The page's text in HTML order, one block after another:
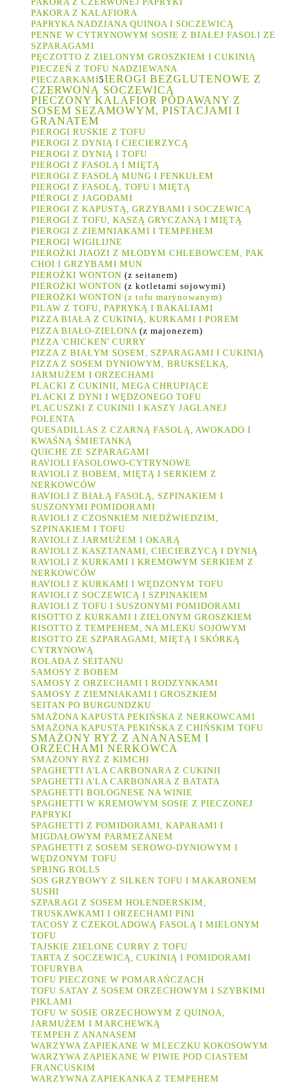
PAKORA Z KALAFIORA
PAPRYKA NADZIANA QUINOA I SOCZEWICĄ
PENNE W CYTRYNOWYM SOSIE Z BIAŁEJ FASOLI ZE
SZPARAGAMI
PĘCZOTTO Z ZIELONYM GROSZKIEM I CUKINIĄ
PIECZEŃ Z TOFU NADZIEWANA
PIECZARKAMI5IEROGI BEZGLUTENOWE Z
CZERWONĄ SOCZEWICĄ
PIECZONY KALAFIOR PODAWANY Z
SOSEM SEZAMOWYM, PISTACJAMI I
GRANATEM
PIEROGI RUSKIE Z TOFU
PIEROGI Z DYNIĄ I CIECIERZYCĄ
PIEROGI Z DYNIĄ I TOFU
PIEROGI Z FASOLĄ I MIĘTĄ
PIEROGI Z FASOLĄ MUNG I FENKUŁEM
PIEROGI Z FASOLĄ, TOFU I MIĘTĄ
PIEROGI Z JAGODAMI
PIEROGI Z KAPUSTĄ, GRZYBAMI I SOCZEWICĄ
PIEROGI Z TOFU, KASZĄ GRYCZANĄ I MIĘTĄ
PIEROGI Z ZIEMNIAKAMI I TEMPEHEM
PIEROGI WIGILIJNE
PIEROŻKI JIAOZI Z MŁODYM CHLEBOWCEM, PAK
CHOI I GRZYBAMI MUN
PIEROŻKI WONTON (z seitanem)
PIEROŻKI WONTON (z kotletami sojowymi)
PIEROŻKI WONTON (z tofu marynowanym)
PILAW Z TOFU, PAPRYKĄ I BAKALIAMI
PIZZA BIAŁA Z CUKINIĄ, KURKAMI I POREM
PIZZA BIAŁO-ZIELONA (z majonezem)
PIZZA 'CHICKEN' CURRY
PIZZA Z BIAŁYM SOSEM, SZPARAGAMI I CUKINIĄ
PIZZA Z SOSEM DYNIOWYM, BRUKSELKĄ,
JARMUŻEM I ORZECHAMI
PLACKI Z CUKINII, MEGA CHRUPIĄCE
PLACKI Z DYNI I WĘDZONEGO TOFU
PLACUSZKI Z CUKINII I KASZY JAGLANEJ
POLENTA
QUESADILLAS Z CZARNĄ FASOLĄ, AWOKADO I
KWAŚNĄ ŚMIETANKĄ
QUICHE ZE SZPARAGAMI
RAVIOLI FASOLOWO-CYTRYNOWE
RAVIOLI Z BOBEM, MIĘTĄ I SERKIEM Z
NERKOWCÓW
RAVIOLI Z BIAŁĄ FASOLĄ, SZPINAKIEM I
SUSZONYMI POMIDORAMI
RAVIOLI Z CZOSNKIEM NIEDŹWIEDZIM,
SZPINAKIEM I TOFU
RAVIOLI Z JARMUŻEM I OKARĄ
RAVIOLI Z KASZTANAMI, CIECIERZYCĄ I DYNIĄ
RAVIOLI Z KURKAMI I KREMOWYM SERKIEM Z
NERKOWCÓW
RAVIOLI Z KURKAMI I WĘDZONYM TOFU
RAVIOLI Z SOCZEWICĄ I SZPINAKIEM
RAVIOLI Z TOFU I SUSZONYMI POMIDORAMI
RISOTTO Z KURKAMI I ZIELONYM GROSZKIEM
RISOTTO Z TEMPEHEM, NA MLEKU SOJOWYM
RISOTTO ZE SZPARAGAMI, MIĘTĄ I SKÓRKĄ
CYTRYNOWĄ
ROLADA Z SEITANU
SAMOSY Z BOBEM
SAMOSY Z ORZECHAMI I RODZYNKAMI
SAMOSY Z ZIEMNIAKAMI I GROSZKIEM
SEITAN PO BURGUNDZKU
SMAŻONA KAPUSTA PEKIŃSKA Z NERKOWCAMI
SMAŻONA KAPUSTA PEKIŃSKA Z CHIŃSKIM TOFU
SMAŻONY RYŻ Z ANANASEM I
ORZECHAMI NERKOWCA
SMAŻONY RYŻ Z KIMCHI
SPAGHETTI A'LA CARBONARA Z CUKINII
SPAGHETTI A'LA CARBONARA Z BATATA
SPAGHETTI BOLOGNESE NA WINIE
SPAGHETTI W KREMOWYM SOSIE Z PIECZONEJ
PAPRYKI
SPAGHETTI Z POMIDORAMI, KAPARAMI I
MIGDAŁOWYM PARMEZANEM
SPAGHETTI Z SOSEM SEROWO-DYNIOWYM I
WĘDZONYM TOFU
SPRING ROLLS
SOS GRZYBOWY Z SILKEN TOFU I MAKARONEM
SUSHI
SZPARAGI Z SOSEM HOLENDERSKIM,
TRUSKAWKAMI I ORZECHAMI PINI
TACOSY Z CZEKOLADOWĄ FASOLĄ I MIELONYM
TOFU
TAJSKIE ZIELONE CURRY Z TOFU
TARTA Z SOCZEWICĄ, CUKINIĄ I POMIDORAMI
TOFURYBA
TOFU PIECZONE W POMARAŃCZACH
TOFU SATAY Z SOSEM ORZECHOWYM I SZYBKIMI
PIKLAMI
TOFU W SOSIE ORZECHOWYM Z QUINOA,
JARMUŻEM I MARCHEWKĄ
TEMPEH Z ANANASEM
WARZYWA ZAPIEKANE W MLECZKU KOKOSOWYM
WARZYWA ZAPIEKANE W PIWIE POD CIASTEM
FRANCUSKIM
WARZYWNA ZAPIEKANKA Z TEMPEHEM